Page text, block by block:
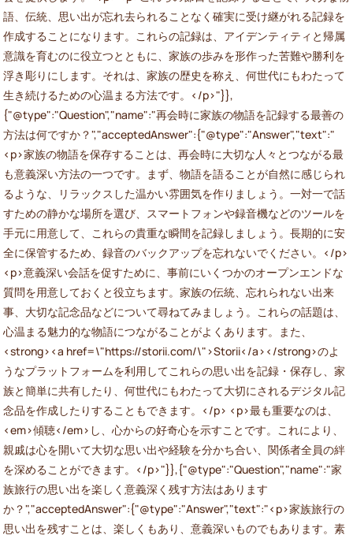
語、伝統、思い出が忘れ去られることなく確実に受け継がれる記録を
作成することになります。これらの記録は、アイデンティティと帰属
意識を育むのに役立つとともに、家族の歩みを形作った苦難や勝利を
浮き彫りにします。それは、家族の歴史を称え、何世代にもわたって
生き続けるための心温まる方法です。</p>"}},
{"@type":"Question","name":"再会時に家族の物語を記録する最善の
方法は何ですか？","acceptedAnswer":{"@type":"Answer","text":"
<p>家族の物語を保存することは、再会時に大切な人々とつながる最
も意義深い方法の一つです。まず、物語を語ることが自然に感じられ
るような、リラックスした温かい雰囲気を作りましょう。一対一で話
すための静かな場所を選び、スマートフォンや録音機などのツールを
手元に用意して、これらの貴重な瞬間を記録しましょう。長期的に安
全に保管するため、録音のバックアップを忘れないでください。</p>
<p>意義深い会話を促すために、事前にいくつかのオープンエンドな
質問を用意しておくと役立ちます。家族の伝統、忘れられない出来
事、大切な記念品などについて尋ねてみましょう。これらの話題は、
心温まる魅力的な物語につながることがよくあります。また、
<strong><a href=\"https://storii.com/\">Storii</a></strong>のよ
うなプラットフォームを利用してこれらの思い出を記録・保存し、家
族と簡単に共有したり、何世代にもわたって大切にされるデジタル記
念品を作成したりすることもできます。</p> <p>最も重要なのは、
<em>傾聴</em>し、心からの好奇心を示すことです。これにより、
親戚は心を開いて大切な思い出や経験を分かち合い、関係者全員の絆
を深めることができます。</p>"}},{"@type":"Question","name":"家
族旅行の思い出を楽しく意義深く残す方法はあります
か？","acceptedAnswer":{"@type":"Answer","text":"<p>家族旅行の
思い出を残すことは、楽しくもあり、意義深いものでもあります。素